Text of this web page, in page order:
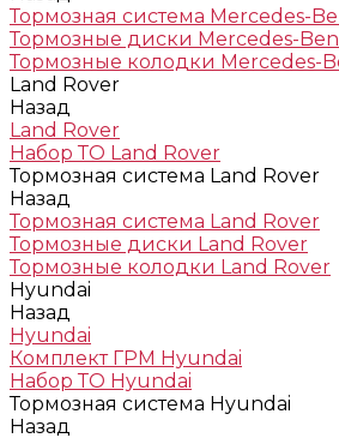
Тормозная система Mercedes-
Тормозные диски Mercedes-
Тормозные колодки Mercedes-
Land Rover
Назад
Land Rover
Набор ТО Land Rover
Тормозная система Land Rover
Назад
Тормозная система Land Rover
Тормозные диски Land Rover
Тормозные колодки Land Rover
Hyundai
Назад
Hyundai
Комплект ГРМ Hyundai
Набор ТО Hyundai
Тормозная система Hyundai
Назад